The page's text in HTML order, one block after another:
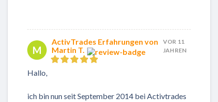
M
ActivTrades Erfahrungen von
Martin T.
VOR 11
JAHREN
Hallo,
ich bin nun seit September 2014 bei Activtrades